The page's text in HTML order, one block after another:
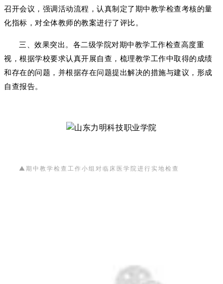
召开会议，强调活动流程，认真制定了期中教学检查考核的量
化指标，对全体教师的教案进行了评比。
三、效果突出。 各二级学院对期中教学工作检查高度重
视， 根据学校要求认真开展自查，梳理教学工作中取得的成绩
和存在的问题， 并根据存在问题提出解决的措施与建议，形成
自查报告。
▲ 期中教学检查工作小组对临床医学院进行实地检查